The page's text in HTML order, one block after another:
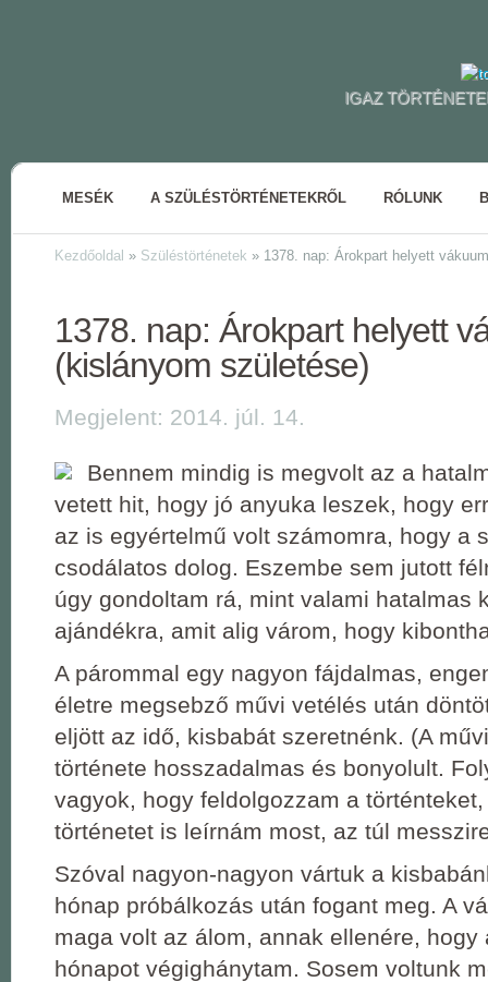
IGAZ
MESÉK A SZÜLÉSTÖRTÉNETEKRŐL RÓLUNK
Kezdőoldal » Szüléstörténetek » 1378. nap: Árokpart helyett
1378. nap: Árokpart helyett
(kislányom születése)
Megjelent: 2014. júl. 14.
Bennem mindig is megvolt az a
vetett hit, hogy jó anyuka leszek, hogy
az is egyértelmű volt számomra, hogy a
csodálatos dolog. Eszembe sem jutott
úgy gondoltam rá, mint valami hatalmas
ajándékra, amit alig várom, hogy
A párommal egy nagyon fájdalmas,
életre megsebző művi vetélés után
eljött az idő, kisbabát szeretnénk. (A
története hosszadalmas és bonyolult.
vagyok, hogy feldolgozzam a
történetet is leírnám most, az túl
Szóval nagyon-nagyon vártuk a
hónap próbálkozás után fogant meg. A
maga volt az álom, annak ellenére, hogy
hónapot végighánytam. Sosem voltunk